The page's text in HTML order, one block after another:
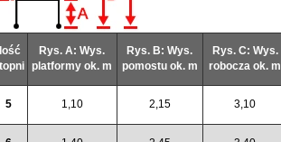
Rys. A: Wys.
platformy ok. m
Rys. B: Wys.
pomostu ok. m
Rys. C: Wys.
robocza ok. m
5 1,10 2,15 3,10